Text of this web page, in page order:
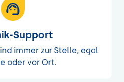
Support
immer zur Stelle, egal
oder vor Ort.